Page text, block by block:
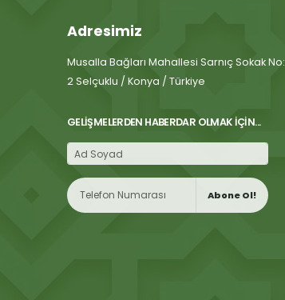
Adresimiz
Musalla Bağları Mahallesi Sarnıç Sokak No:
2 Selçuklu / Konya / Türkiye
GELIŞMELERDEN HABERDAR OLMAK İÇIN...
Abone Ol!